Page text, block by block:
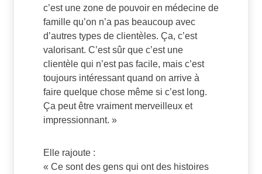
c’est une zone de pouvoir en médecine de
famille qu’on n’a pas beaucoup avec
d’autres types de clientèles. Ça, c’est
valorisant. C’est sûr que c’est une
clientèle qui n’est pas facile, mais c’est
toujours intéressant quand on arrive à
faire quelque chose même si c’est long.
Ça peut être vraiment merveilleux et
impressionnant. »
Elle rajoute :
« Ce sont des gens qui ont des histoires